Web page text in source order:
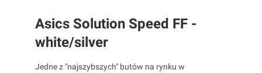
Asics Solution Speed FF -
white/silver
Jedne z "najszybszych" butów na rynku w